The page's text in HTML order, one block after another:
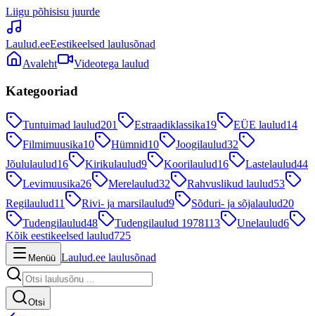
Liigu põhisisu juurde
Laulud.eeEestikeelsed laulusõnad
Avaleht
Videotega laulud
Kategooriad
Tuntuimad laulud201 Estraadiklassika19 EÜE laulud14
Filmimuusika10 Hümnid10 Joogilaulud32
Jõululaulud16 Kirikulaulud9 Koorilaulud16 Lastelaulud44
Levimuusika26 Merelaulud32 Rahvuslikud laulud53
Regilaulud11 Rivi- ja marsilaulud9 Sõduri- ja sõjalaulud20
Tudengilaulud48 Tudengilaulud 1978113 Unelaulud6
Kõik eestikeelsed laulud725
Menüü Laulud.ee laulusõnad
Otsi